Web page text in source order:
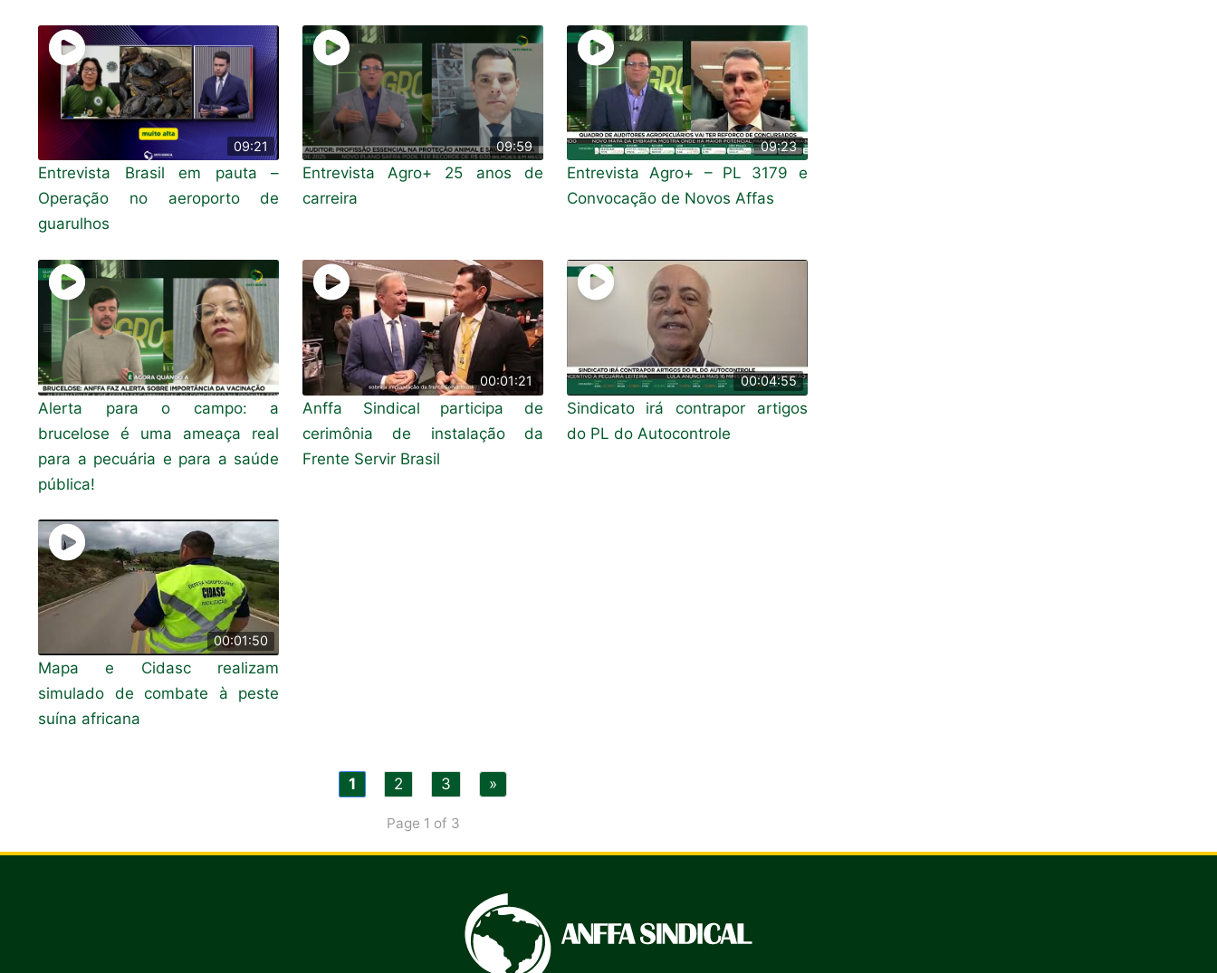
09:21
Entrevista Brasil em pauta –
Operação no aeroporto de
guarulhos
09:59
Entrevista Agro+ 25 anos de
carreira
09:23
Entrevista Agro+ – PL 3179 e
Convocação de Novos Affas
Alerta para o campo: a
brucelose é uma ameaça real
para a pecuária e para a saúde
pública!
00:01:21
Anffa Sindical participa de
cerimônia de instalação da
Frente Servir Brasil
00:04:55
Sindicato irá contrapor artigos
do PL do Autocontrole
00:01:50
Mapa e Cidasc realizam
simulado de combate à peste
suína africana
1 2 3 »
Page 1 of 3